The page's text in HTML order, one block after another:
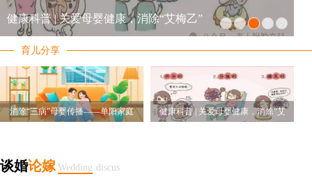
健康科普 | 关爱母婴健康，消除“艾梅乙”
育儿分享
消除“三病”母婴传播——单阳家庭 健康科普 | 关爱母婴健康，消除“艾
谈婚论嫁 Wedding discus